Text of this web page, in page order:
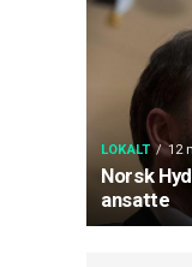
LOKALT 12
Norsk
ansatte